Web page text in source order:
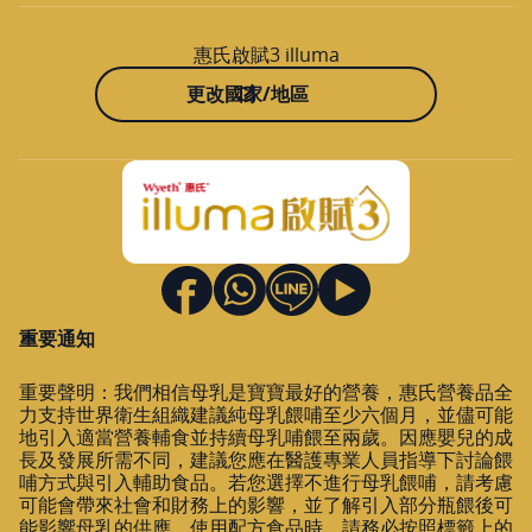
惠氏啟賦3 illuma
更改國家/地區
重要通知
重要聲明：我們相信母乳是寶寶最好的營養，惠氏營養品全
力支持世界衛生組織建議純母乳餵哺至少六個月，並儘可能
地引入適當營養輔食並持續母乳哺餵至兩歲。因應嬰兒的成
長及發展所需不同，建議您應在醫護專業人員指導下討論餵
哺方式與引入輔助食品。若您選擇不進行母乳餵哺，請考慮
可能會帶來社會和財務上的影響，並了解引入部分瓶餵後可